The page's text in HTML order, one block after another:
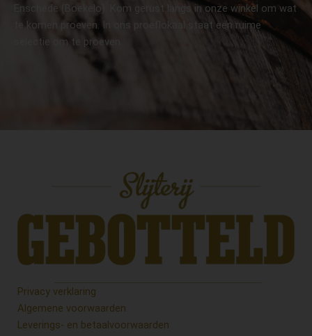
Enschede (Boekelo). Kom gerust langs in onze winkel om wat
te komen proeven. In ons proeflokaal staat een ruime
selectie om te proeven.
Privacy verklaring
Algemene voorwaarden
Leverings- en betaalvoorwaarden